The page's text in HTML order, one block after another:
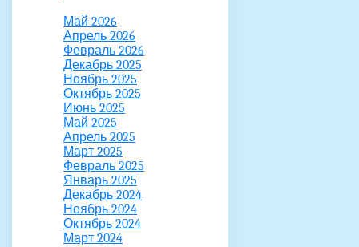
Май 2026
Апрель 2026
Февраль 2026
Декабрь 2025
Ноябрь 2025
Октябрь 2025
Июнь 2025
Май 2025
Апрель 2025
Март 2025
Февраль 2025
Январь 2025
Декабрь 2024
Ноябрь 2024
Октябрь 2024
Март 2024